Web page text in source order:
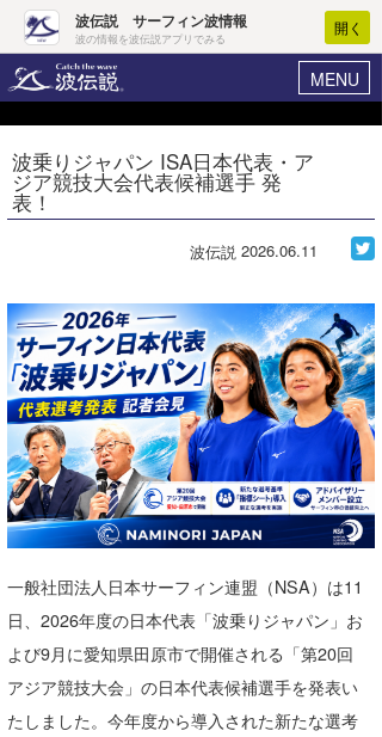
波伝説 サーフィン波情報
波の情報を波伝説アプリでみる
開く
MENU
ヘルプ マイホーム
ログイン
WAVE HUNTER波予想ツール
気象情報
ニュース
サーフィンエリアガイド
会員メニュー
波乗りジャパン ISA日本代表・ア
ジア競技大会代表候補選手 発
表！
波伝説 2026.06.11
一般社団法人日本サーフィン連盟（NSA）は11
日、2026年度の日本代表「波乗りジャパン」お
よび9月に愛知県田原市で開催される「第20回
アジア競技大会」の日本代表候補選手を発表い
たしました。今年度から導入された新たな選考
Core Surf Japan
ファッション/グッズ
アート＆エンタメ
コラム
トラベル
ショップ情報
ショップ情報
湘南
千葉北
伊豆
千葉南
ウラナミ
お知らせ
その他
ルール＆How to
VOTE!